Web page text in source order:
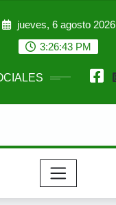
jueves, 6 agosto 2026
3:26:44 PM